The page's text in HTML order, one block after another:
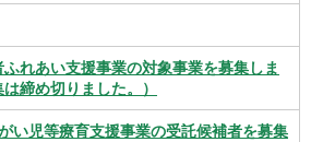
れあい支援事業の対象事業を募集しま
締め切りました。）
い児等療育支援事業の受託候補者を募集